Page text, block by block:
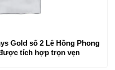
Gold số 2 Lê Hồng Phong
tích hợp trọn vẹn